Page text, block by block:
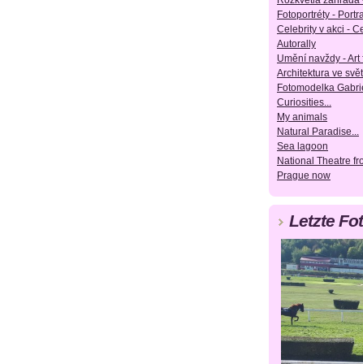
Fotoportréty -
Celebrity v akci -
Autorally
Umění navždy - Art
Architektura ve
Fotomodelka
Curiosities...
My animals
Natural Paradise...
Sea lagoon
National Theatre
Prague now
Letzte